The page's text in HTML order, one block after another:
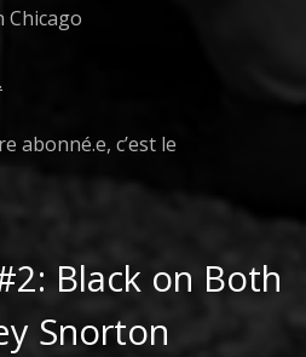
Chicago
abonné.e, c’est le
Black on Both
Snorton